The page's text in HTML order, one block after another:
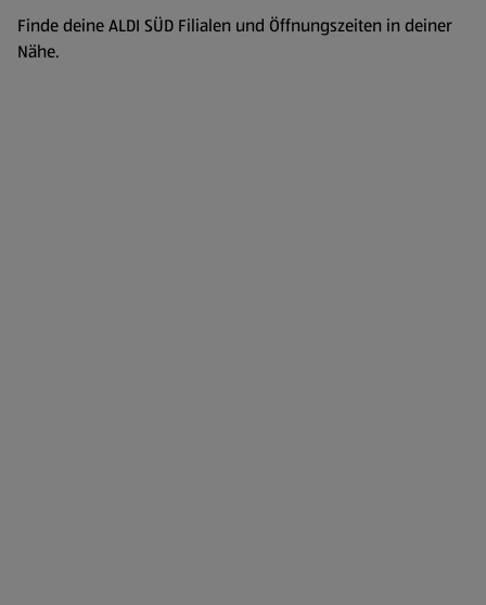
Finde deine ALDI SÜD Filialen und Öffnungszeiten in deiner
Nähe.